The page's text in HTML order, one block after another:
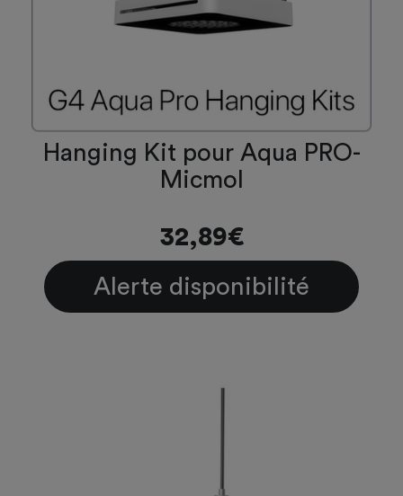
Hanging Kit pour Aqua PRO-
Micmol
32,89€
Alerte disponibilité